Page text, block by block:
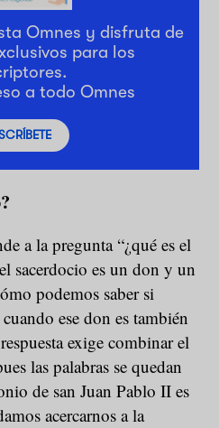
Omnes y disfruta de
para los
a todo Omnes
a la pregunta “¿qué es el
sacerdocio es un don y un
podemos saber si
ese don es también
exige combinar el
las palabras se quedan
de san Juan Pablo II es
acercarnos a la